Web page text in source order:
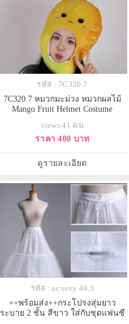
รหัส : 7C320.7
7C320.7 หมวกมะม่วง หมวกผลไม้
Mango Fruit Helmet Costume
views 41 คน
ราคา 400 บาท
ดูรายละเอียด
รหัส : ac sexy 44.3
++พร้อมส่ง++กระโปรงสุ่มยาว
ระบาย 2 ชั้น สีขาว ใส่กับชุดแฟนซี